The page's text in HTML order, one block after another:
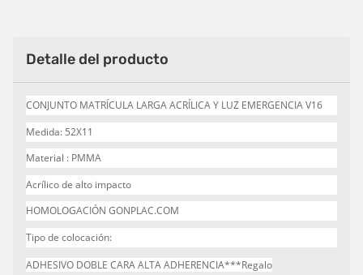
Detalle del producto
CONJUNTO MATRÍCULA LARGA ACRÍLICA Y LUZ EMERGENCIA V16
Medida: 52X11
Material : PMMA
Acrílico de alto impacto
HOMOLOGACIÓN GONPLAC.COM
Tipo de colocación:
ADHESIVO DOBLE CARA ALTA ADHERENCIA***Regalo